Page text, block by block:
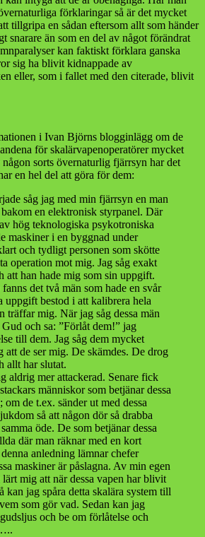
förklaringar så är det mycket
tillgripa en sådan eftersom allt som händer
snarare än som en del av något förändrat
kan faktiskt förklara ganska
sig ha blivit kidnappade av
eller, som i fallet med den citerade, blivit
i Ivan Björns blogginlägg om de
för skalärvapenoperatörer mycket
sorts övernaturlig fjärrsyn har det
en hel del att göra för dem:
såg jag med min fjärrsyn en man
en elektronisk styrpanel. Där
hög teknologiska psykotroniska
maskiner i en byggnad under
och tydligt personen som skötte
operation mot mig. Jag såg exakt
att han hade mig som sin uppgift.
det två män som hade en svår
uppgift bestod i att kalibrera hela
träffar mig. När jag såg dessa män
och sa: ”Förlåt dem!” jag
till dem. Jag såg dem mycket
att de ser mig. De skämdes. De drog
allt har slutat.
aldrig mer attackerad. Senare fick
människor som betjänar dessa
de t.ex. sänder ut med dessa
så att någon dör så drabba
öde. De som betjänar dessa
där man räknar med en kort
anledning lämnar chefer
maskiner är påslagna. Av min egen
mig att när dessa vapen har blivit
kan jag spåra detta skalära system till
som gör vad. Sedan kan jag
och be om förlåtelse och